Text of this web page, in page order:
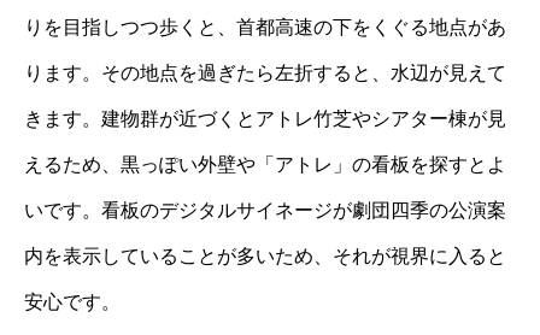
りを目指しつつ歩くと、首都高速の下をくぐる地点があ
ります。その地点を過ぎたら左折すると、水辺が見えて
きます。建物群が近づくとアトレ竹芝やシアター棟が見
えるため、黒っぽい外壁や「アトレ」の看板を探すとよ
いです。看板のデジタルサイネージが劇団四季の公演案
内を表示していることが多いため、それが視界に入ると
安心です。